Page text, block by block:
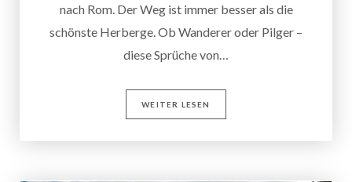
nach Rom. Der Weg ist immer besser als die
schönste Herberge. Ob Wanderer oder Pilger –
diese Sprüche von…
WEITER LESEN